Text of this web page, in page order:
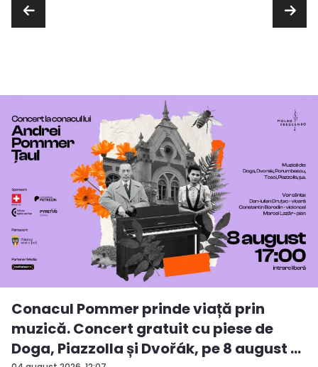
Conacul Pommer prinde viață prin
muzică. Concert gratuit cu piese de
Doga, Piazzolla și Dvořák, pe 8 august ...